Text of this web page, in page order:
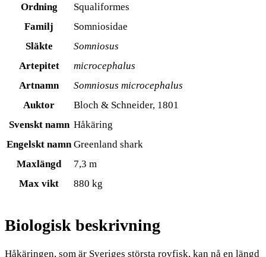
Ordning
Squaliformes
Familj
Somniosidae
Släkte
Somniosus
Artepitet
microcephalus
Artnamn
Somniosus microcephalus
Auktor
Bloch & Schneider, 1801
Svenskt namn Håkäring
Engelskt namn Greenland shark
Maxlängd
7,3 m
Max vikt
880 kg
Biologisk beskrivning
Håkäringen, som är Sveriges största rovfisk, kan nå en längd